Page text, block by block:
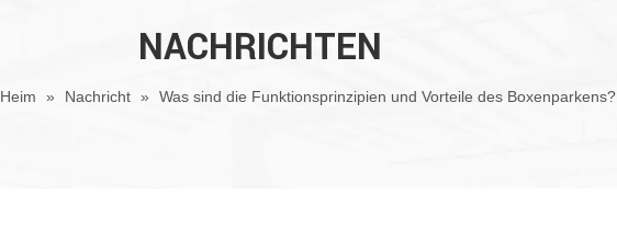
NACHRICHTEN
Heim » Nachricht » Was sind die Funktionsprinzipien und Vorteile des Boxenparkens?